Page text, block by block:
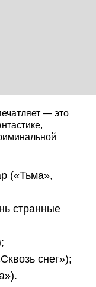
— это
(«Тьма»,
странные
снег»);